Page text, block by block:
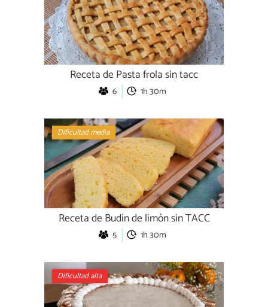
Receta de Pasta frola sin tacc
6 1h 30m
Dificultad media
Receta de Budín de limón sin TACC
5 1h 30m
Dificultad alta